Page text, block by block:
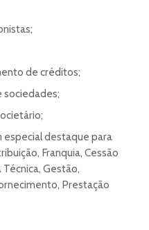
de créditos;
sociedades;
especial destaque para
Franquia, Cessão
Gestão,
Prestação